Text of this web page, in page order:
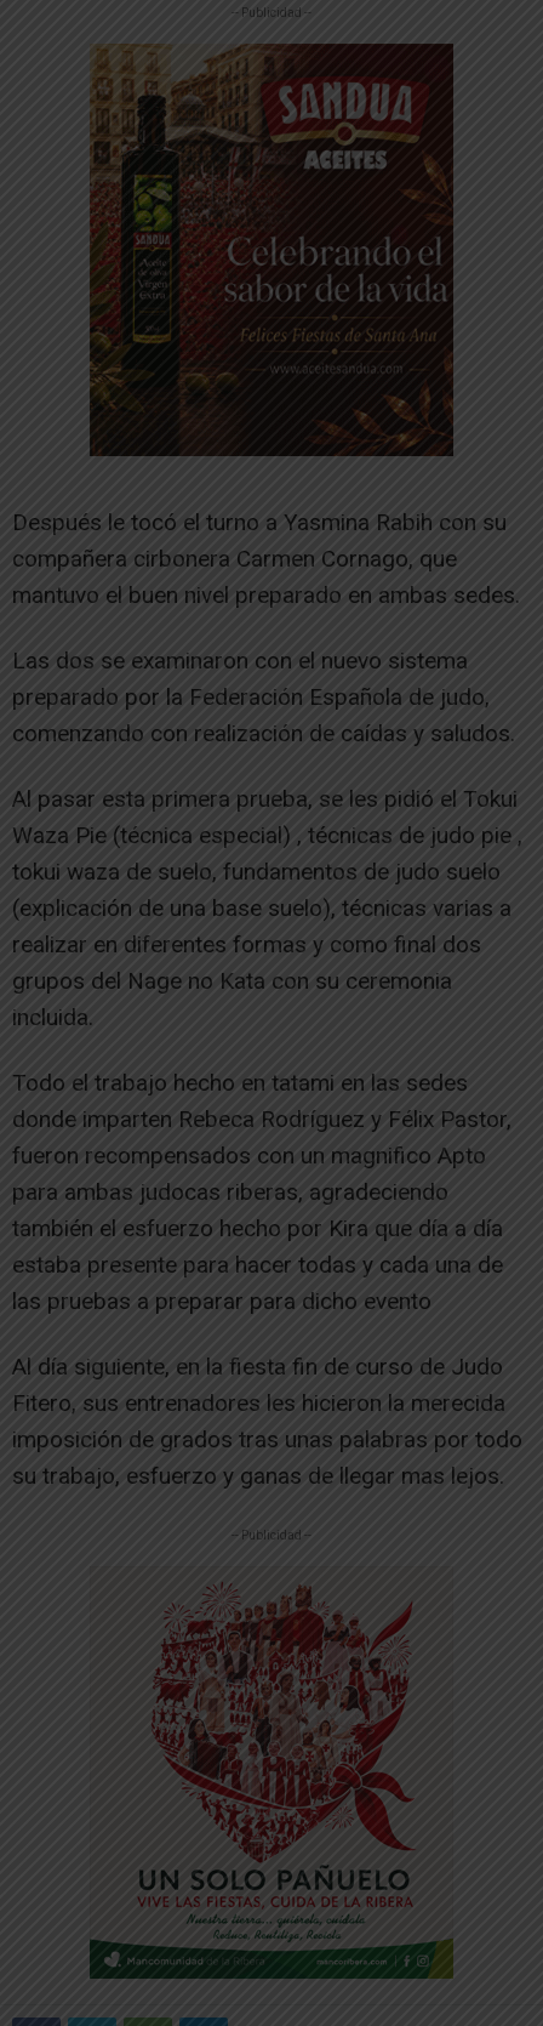
-- Publicidad --
Después le tocó el turno a Yasmina Rabih con su
compañera cirbonera Carmen Cornago, que
mantuvo el buen nivel preparado en ambas sedes.
Las dos se examinaron con el nuevo sistema
preparado por la Federación Española de judo,
comenzando con realización de caídas y saludos.
Al pasar esta primera prueba, se les pidió el Tokui
Waza Pie (técnica especial) , técnicas de judo pie ,
tokui waza de suelo, fundamentos de judo suelo
(explicación de una base suelo), técnicas varias a
realizar en diferentes formas y como final dos
grupos del Nage no Kata con su ceremonia
incluida.
Todo el trabajo hecho en tatami en las sedes
donde imparten Rebeca Rodríguez y Félix Pastor,
fueron recompensados con un magnifico Apto
para ambas judocas riberas, agradeciendo
también el esfuerzo hecho por Kira que día a día
estaba presente para hacer todas y cada una de
las pruebas a preparar para dicho evento
Al día siguiente, en la fiesta fin de curso de Judo
Fitero, sus entrenadores les hicieron la merecida
imposición de grados tras unas palabras por todo
su trabajo, esfuerzo y ganas de llegar mas lejos.
-- Publicidad --